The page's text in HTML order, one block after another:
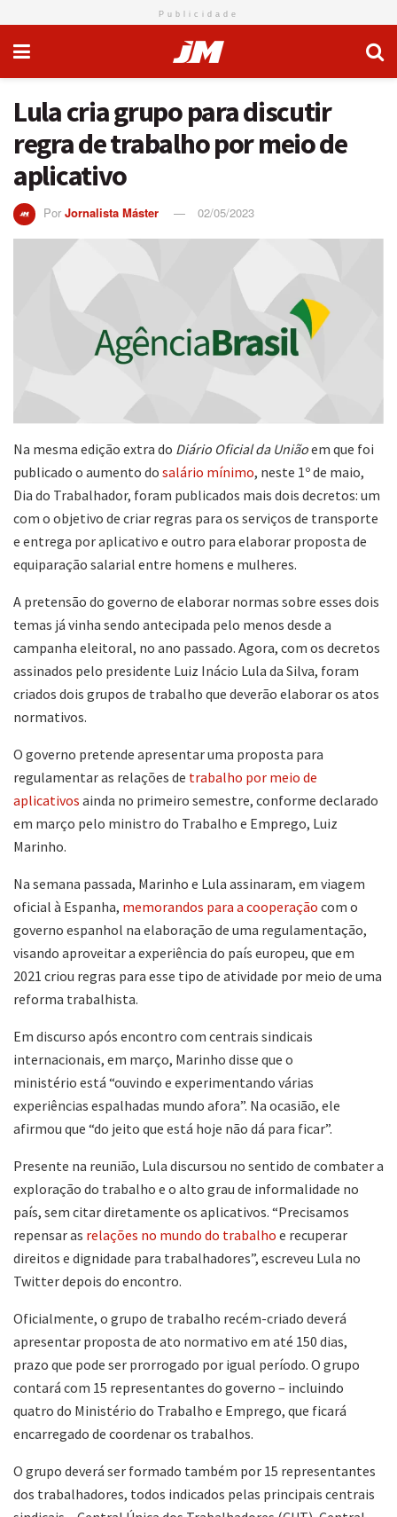
Publicidade
Lula cria grupo para discutir
regra de trabalho por meio de
aplicativo
Por Jornalista Máster 02/05/2023
Na mesma edição extra do Diário Oficial da Uniãoem que foi
publicado o aumento do salário mínimo, neste 1º de maio,
Dia do Trabalhador, foram publicados mais dois decretos: um
com o objetivo de criar regras para os serviços de transporte
e entrega por aplicativo e outro para elaborar proposta de
equiparação salarial entre homens e mulheres.
A pretensão do governo de elaborar normas sobre esses dois
temas já vinha sendo antecipada pelo menos desde a
campanha eleitoral, no ano passado. Agora, com os decretos
assinados pelo presidente Luiz Inácio Lula da Silva, foram
criados dois grupos de trabalho que deverão elaborar os atos
normativos.
O governo pretende apresentar uma proposta para
regulamentar as relações de trabalho por meio de
aplicativos ainda no primeiro semestre, conforme declarado
em março pelo ministro do Trabalho e Emprego, Luiz
Marinho.
Na semana passada, Marinho e Lula assinaram, em viagem
oficial à Espanha, memorandos para a cooperação com o
governo espanhol na elaboração de uma regulamentação,
visando aproveitar a experiência do país europeu, que em
2021 criou regras para esse tipo de atividade por meio de uma
reforma trabalhista.
Em discurso após encontro com centrais sindicais
internacionais, em março, Marinho disse que o
ministério está “ouvindo e experimentando várias
experiências espalhadas mundo afora”. Na ocasião, ele
afirmou que “do jeito que está hoje não dá para ficar”.
Presente na reunião, Lula discursou no sentido de combater a
exploração do trabalho e o alto grau de informalidade no
país, sem citar diretamente os aplicativos. “Precisamos
repensar as relações no mundo do trabalho e recuperar
direitos e dignidade para trabalhadores”, escreveu Lula no
Twitter depois do encontro.
Oficialmente, o grupo de trabalho recém-criado deverá
apresentar proposta de ato normativo em até 150 dias,
prazo que pode ser prorrogado por igual período. O grupo
contará com 15 representantes do governo – incluindo
quatro do Ministério do Trabalho e Emprego, que ficará
encarregado de coordenar os trabalhos.
O grupo deverá ser formado também por 15 representantes
dos trabalhadores, todos indicados pelas principais centrais